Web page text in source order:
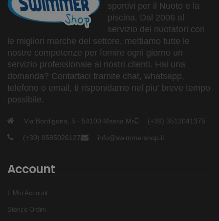
sportivi per il Nuoto e la
piscina. Dal 2006 al
servizio dei nuotatori con
le migliori marche del settore, mettiamo tutte le
nostre competenze per fornire ogni giorno un
servizio professionale ai nostri clienti. Hai una
domanda? Contattaci tramite chat, whatsapp,
telefono o email, ti risponidamo nel piu' breve tempo
possibile.
Via Bordigona, 5 - 54100 Massa Ms (+39) 3513041375
(+39) 0585026137 info@swimmershop.it
Account
Il Mio Account
Storico Ordini